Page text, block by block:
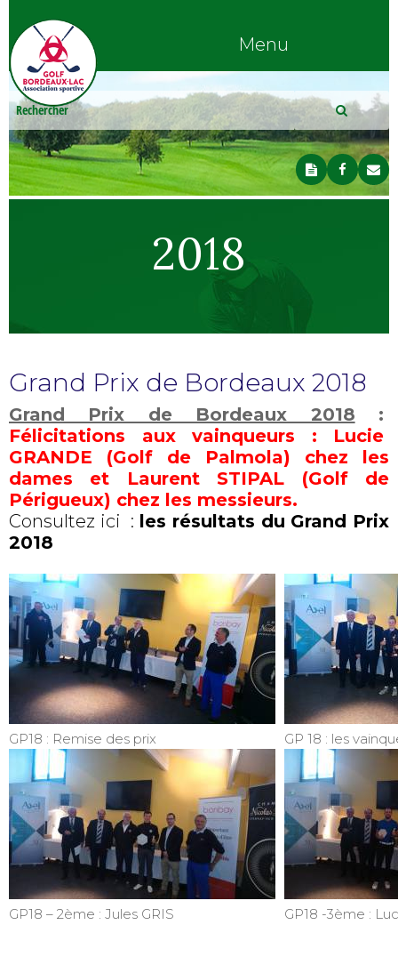
Menu
2018
Grand Prix de Bordeaux 2018
Grand Prix de Bordeaux 2018 :
Félicitations aux vainqueurs : Lucie
GRANDE (Golf de Palmola) chez les
dames et Laurent STIPAL (Golf de
Périgueux) chez les messieurs.
Consultez ici : les résultats du Grand Prix
2018
GP18 : Remise des prix GP 18 : les
GP18 – 2ème : Jules GRIS GP18 -3ème :